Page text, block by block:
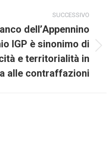
SUCCESSIVO
dell’Appennino
IGP è sinonimo di
e territorialità in
alle contraffazioni